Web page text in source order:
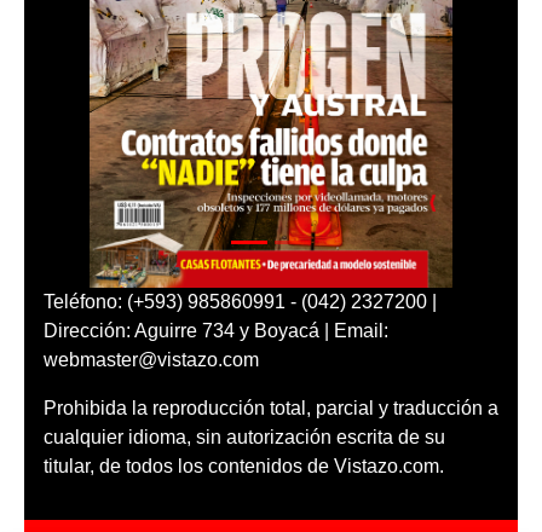
Teléfono: (+593) 985860991 - (042) 2327200 |
Dirección: Aguirre 734 y Boyacá | Email:
webmaster@vistazo.com
Prohibida la reproducción total, parcial y traducción a
cualquier idioma, sin autorización escrita de su
titular, de todos los contenidos de Vistazo.com.